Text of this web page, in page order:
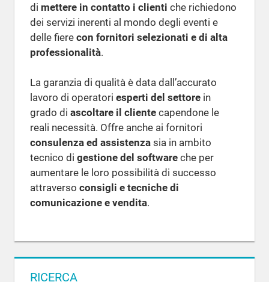
di mettere in contatto i clienti che richiedono
dei servizi inerenti al mondo degli eventi e
delle fierecon fornitori selezionati e di alta
professionalità.
La garanzia di qualità è data dall’accurato
lavoro di operatori esperti del settorein
grado di ascoltare il clientecapendone le
reali necessità. Offre anche ai fornitori
consulenza ed assistenzasia in ambito
tecnico di gestione del softwareche per
aumentare le loro possibilità di successo
attraverso consigli e tecniche di
comunicazione e vendita.
RICERCA